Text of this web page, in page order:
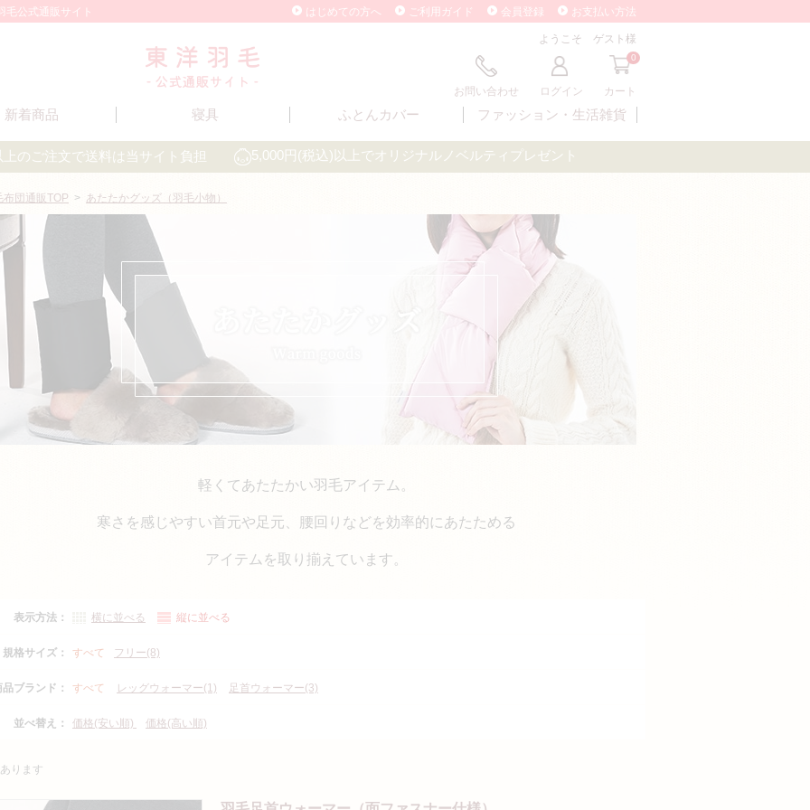
毛公式通販サイト はじめての方へ ご利用ガイド 会員登録 お支払い方法
ようこそ ゲスト様
お問い合わせ ログイン
0
カート
新着商品 寝具 ふとんカバー ファッション・ 生活雑貨
のご注文で送料は当サイト負担 5,000円(税込)以上でオリジナルノベルティプレゼント
布団通販TOP > あたたかグッズ（羽毛小物）
軽くてあたたかい羽毛アイテム。
寒さを感じやすい首元や足元、腰回りなどを効率的にあたためる
アイテムを取り揃えています。
表示方法： 横に並べる 縦に並べる
規格サイズ： すべて フリー(8)
品ブランド： すべて レッグウォーマー(1) 足首ウォーマー(3)
並べ替え： 価格(安い順) 価格(高い順)
ります